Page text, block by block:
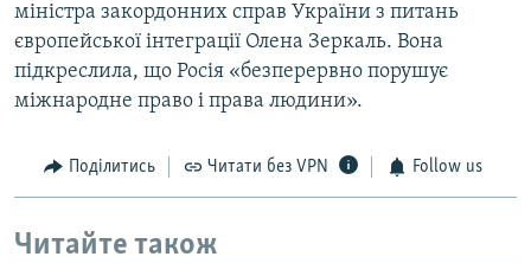
міністра закордонних справ України з питань
європейської інтеграції Олена Зеркаль. Вона
підкреслила, що Росія «безперервно порушує
міжнародне право і права людини».
Поділитись Читати без VPN Follow us
Читайте також